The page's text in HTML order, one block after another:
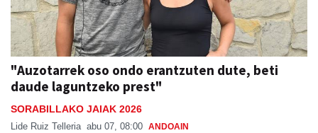
"Auzotarrek oso ondo erantzuten dute, beti
daude laguntzeko prest"
SORABILLAKO JAIAK 2026
Lide Ruiz Telleria abu 07, 08:00 ANDOAIN